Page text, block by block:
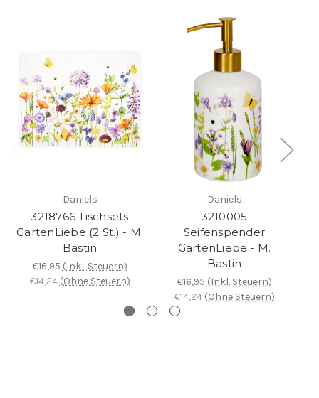
Daniels
3218766 Tischsets
GartenLiebe (2 St.) - M.
Bastin
€16,95 (Inkl. Steuern)
€14,24 (Ohne Steuern)
Daniels
3210005
Seifenspender
GartenLiebe - M.
Bastin
€16,95 (Inkl. Steuern)
€14,24 (Ohne Steuern)